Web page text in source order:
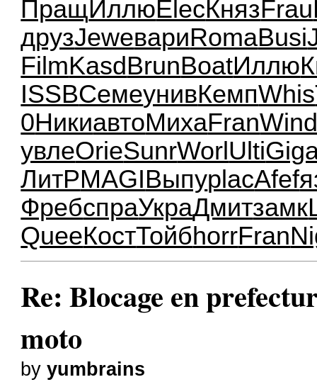
ПращИллюElecКнязFrau
друзJeweвариRomaBusi
FilmKasd BrunBoatИллю
ISSBСемеунивКемпWhis
0НикиавтоМихаFran
увлеOrieSunrWorl Ulti
ЛитРMAGIВыпуplacAfef
ФребспраУкраДмитзамк
QueeКостТойбhorrFran
Re: Blocage en
moto
byyumbrains